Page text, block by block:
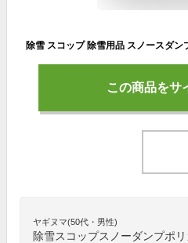
この商品をサ
ヤギヌマ(50代・男性)
除雪スコップスノーダンプポ